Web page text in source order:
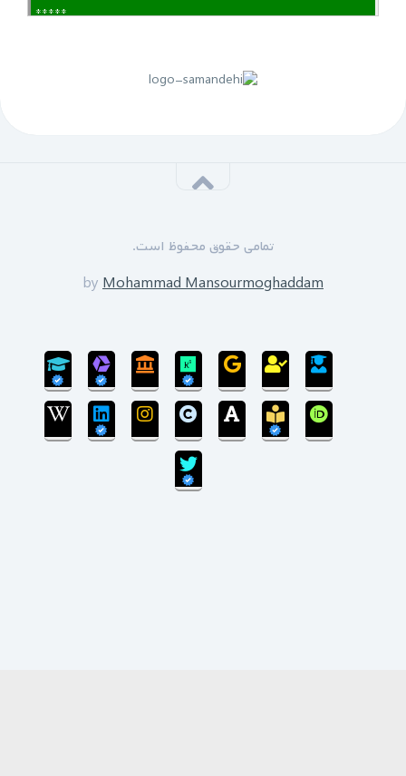
*****
محمد منصورمقدم
سی‌ام‌ شهریورماه 1399:
بروزرسانی سایت پایان یافته است و سایت در مرحله
انتقال پایگاه داده می‌باشد.
تمامی حقوق محفوظ است.
by Mohammad Mansourmoghaddam